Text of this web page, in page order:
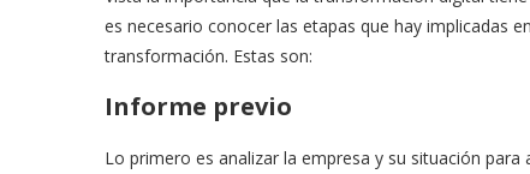
es necesario conocer las etapas que hay implicadas
transformación. Estas son:
Informe previo
Lo primero es analizar la empresa y su situación